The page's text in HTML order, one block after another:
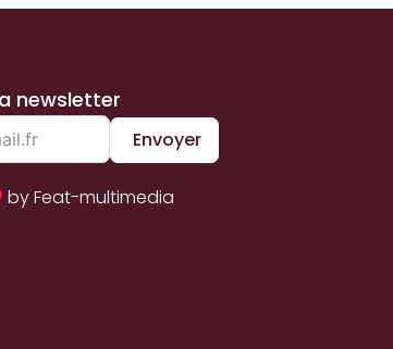
newsletter
Envoyer
by Feat-multimedia